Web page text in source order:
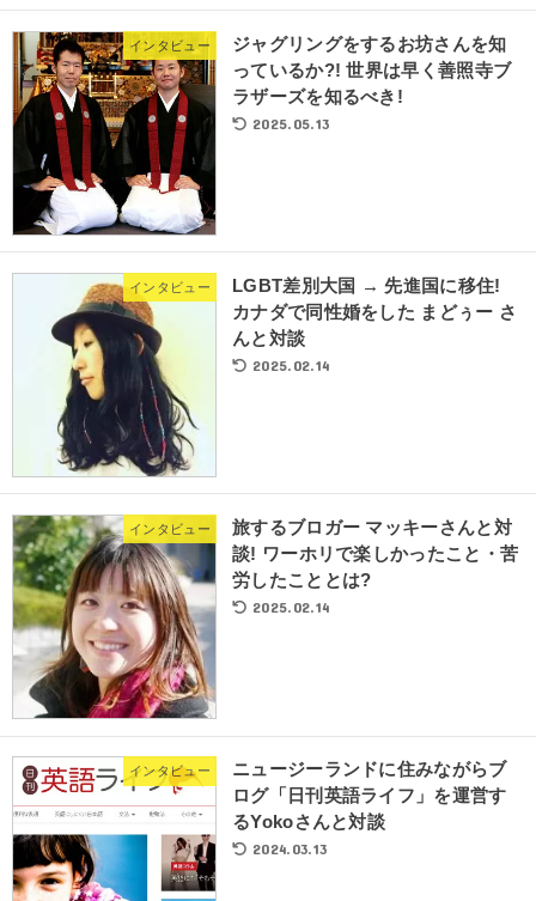
インタビュー
ジャグリングをするお坊さんを知
っているか?! 世界は早く善照寺ブ
ラザーズを知るべき!
2025.05.13
インタビュー
LGBT差別大国 → 先進国に移住!
カナダで同性婚をした まどぅー さ
んと対談
2025.02.14
インタビュー
旅するブロガー マッキーさんと対
談! ワーホリで楽しかったこと・苦
労したこととは?
2025.02.14
インタビュー
ニュージーランドに住みながらブ
ログ「日刊英語ライフ」を運営す
るYokoさんと対談
2024.03.13